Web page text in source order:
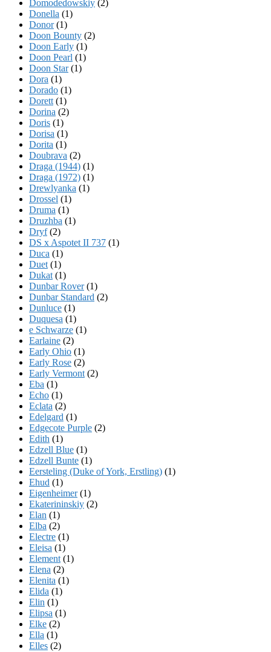
Domodedowskiy (2)
Donella (1)
Donor(1)
Doon Bounty (2)
Doon Early (1)
Doon Pearl (1)
Doon Star(1)
Dora (1)
Dorado (1)
Dorett (1)
Dorina (2)
Doris (1)
Dorisa (1)
Dorita (1)
Doubrava (2)
Draga (1944) (1)
Draga (1972) (1)
Drewlyanka (1)
Drossel (1)
Druma (1)
Druzhba (1)
Dryf(2)
DS x Aspotet II 737 (1)
Duca (1)
Duet (1)
Dukat (1)
Dunbar Rover(1)
Dunbar Standard (2)
Dunluce (1)
Duquesa (1)
e Schwarze (1)
Earlaine (2)
Early Ohio (1)
Early Rose (2)
Early Vermont (2)
Eba (1)
Echo (1)
Eclata (2)
Edelgard (1)
Edgecote Purple (2)
Edith (1)
Edzell Blue (1)
Edzell Bunte (1)
Eersteling (Duke of York, Erstling) (1)
Ehud (1)
Eigenheimer(1)
Ekaterininskiy (2)
Elan (1)
Elba (2)
Electre (1)
Eleisa (1)
Element (1)
Elena (2)
Elenita (1)
Elida (1)
Elin (1)
Elipsa (1)
Elke (2)
Ella (1)
Elles (2)